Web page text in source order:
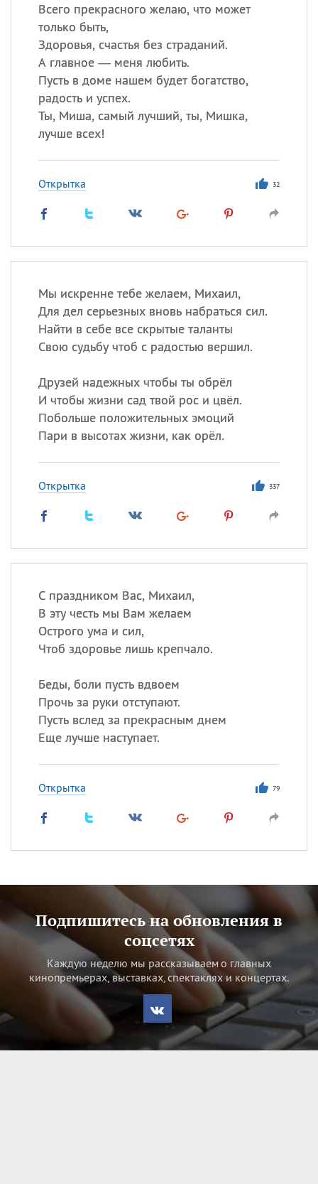
Всего прекрасного желаю, что может
только быть,
Здоровья, счастья без страданий.
А главное — меня любить.
Пусть в доме нашем будет богатство,
радость и успех.
Ты, Миша, самый лучший, ты, Мишка,
лучше всех!
Открытка 32
Мы искренне тебе желаем, Михаил,
Для дел серьезных вновь набраться сил.
Найти в себе все скрытые таланты
Свою судьбу чтоб с радостью вершил.
Друзей надежных чтобы ты обрёл
И чтобы жизни сад твой рос и цвёл.
Побольше положительных эмоций
Пари в высотах жизни, как орёл.
Открытка 337
С праздником Вас, Михаил,
В эту честь мы Вам желаем
Острого ума и сил,
Чтоб здоровье лишь крепчало.
Беды, боли пусть вдвоем
Прочь за руки отступают.
Пусть вслед за прекрасным днем
Еще лучше наступает.
Открытка 79
Подпишитесь на обновления в
соцсетях
Каждую неделю мы рассказываем о главных
кинопремьерах, выставках, спектаклях и концертах.